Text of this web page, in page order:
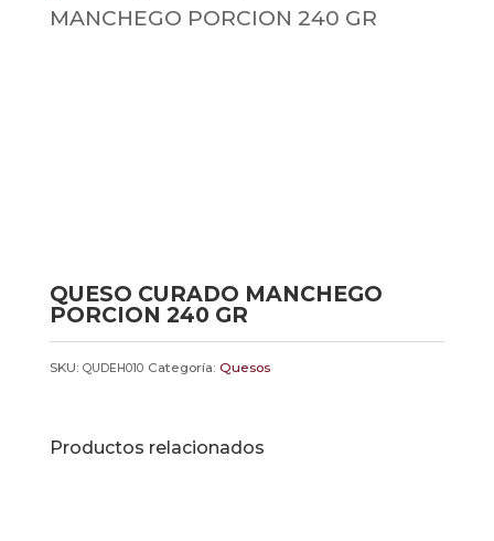
MANCHEGO PORCION 240 GR
QUESO CURADO MANCHEGO
PORCION 240 GR
SKU: QUDEH010 Categoría: Quesos
Productos relacionados